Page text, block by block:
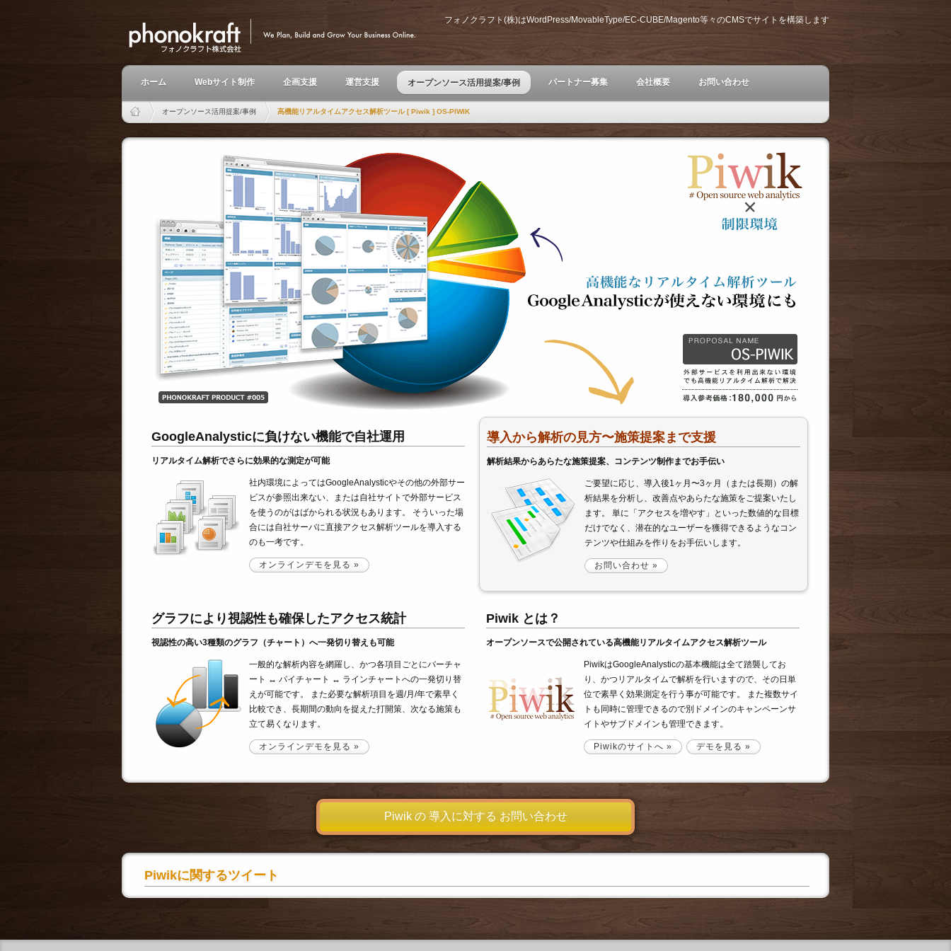
フォノクラフト(株)はWordPress/MovableType/EC-CUBE/Magento等々のCMSでサイトを構築します
ホーム Webサイト制作 企画支援 運営支援 オープンソース活用提案/事例 パートナー募集 会社概要 お問い合わせ
オープンソース活用提案/事例 高機能リアルタイムアクセス解析ツール [ Piwik ] OS-PIWIK
GoogleAnalysticに負けない機能で自社運用
リアルタイム解析でさらに効果的な測定が可能
社内環境によってはGoogleAnalysticやその他の外部サー
ビスが参照出来ない、または自社サイトで外部サービス
を使うのがはばかられる状況もあります。 そういった場
合には自社サーバに直接アクセス解析ツールを導入する
のも一考です。
オンラインデモを見る »
導入から解析の見方〜施策提案まで支援
解析結果からあらたな施策提案、コンテンツ制作までお手伝い
ご要望に応じ、導入後1ヶ月〜3ヶ月（または長期）の解
析結果を分析し、改善点やあらたな施策をご提案いたし
ます。 単に「アクセスを増やす」といった数値的な目標
だけでなく、潜在的なユーザーを獲得できるようなコン
テンツや仕組みを作りをお手伝いします。
お問い合わせ »
グラフにより視認性も確保したアクセス統計
視認性の高い3種類のグラフ（チャート）へ一発切り替えも可能
一般的な解析内容を網羅し、かつ各項目ごとにバーチャ
ート ↔ パイチャート ↔ ラインチャートへの一発切り替
えが可能です。 また必要な解析項目を週/月/年で素早く
比較でき、長期間の動向を捉えた打開策、次なる施策も
立て易くなります。
オンラインデモを見る »
Piwik とは？
オープンソースで公開されている高機能リアルタイムアクセス解析ツール
PiwikはGoogleAnalysticの基本機能は全て踏襲してお
り、かつリアルタイムで解析を行いますので、その日単
位で素早く効果測定を行う事が可能です。 また複数サイ
トも同時に管理できるので別ドメインのキャンペーンサ
イトやサブドメインも管理できます。
Piwikのサイトへ » デモを見る »
Piwik の 導入に対する お問い合わせ
Piwikに関するツイート